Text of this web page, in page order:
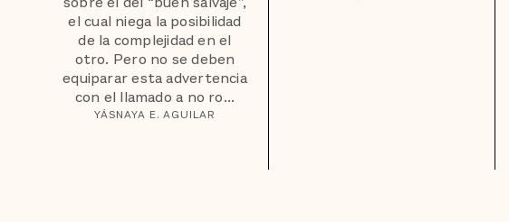
el cual niega la posibilidad
de la complejidad en el
otro. Pero no se deben
equiparar esta advertencia
con el llamado a no ro...
YÁSNAYA E. AGUILAR